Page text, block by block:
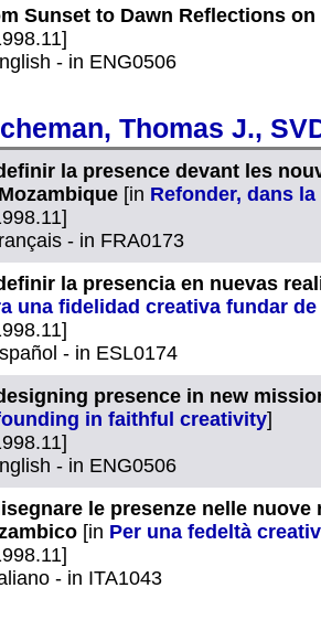
Sunset to Dawn Reflections
- in ENG0506
Thomas J.,
la presence devant les
[in Refonder, dans
- in FRA0173
la presencia en nuevas
una fidelidad creativa fundar
- in ESL0174
presence in new
in faithful creativity]
- in ENG0506
le presenze nelle
[in Per una fedeltà
- in ITA1043